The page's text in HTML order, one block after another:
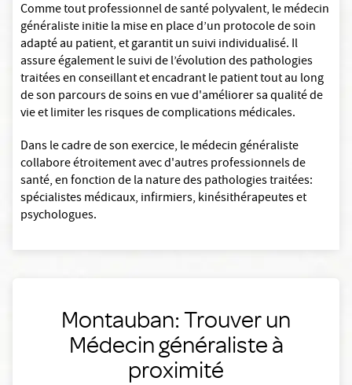
Comme tout professionnel de santé polyvalent, le médecin
généraliste initie la mise en place d’un protocole de soin
adapté au patient, et garantit un suivi individualisé. Il
assure également le suivi de l’évolution des pathologies
traitées en conseillant et encadrant le patient tout au long
de son parcours de soins en vue d'améliorer sa qualité de
vie et limiter les risques de complications médicales.
Dans le cadre de son exercice, le médecin généraliste
collabore étroitement avec d'autres professionnels de
santé, en fonction de la nature des pathologies traitées:
spécialistes médicaux, infirmiers, kinésithérapeutes et
psychologues.
Montauban: Trouver un
Médecin généraliste à
proximité